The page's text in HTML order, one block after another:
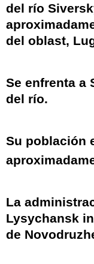
del río
del oblast,
Se enfrenta a
del río.
Su población
La
Lysychansk
de